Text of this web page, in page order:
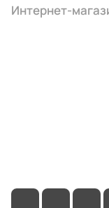
Интернет-